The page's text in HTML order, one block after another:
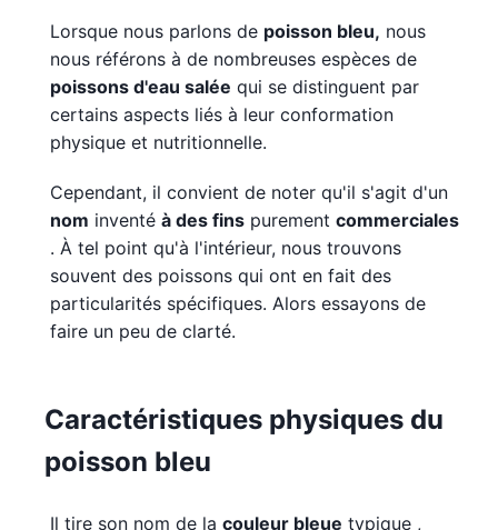
Lorsque nous parlons de poisson bleu, nous
nous référons à de nombreuses espèces de
poissons d'eau salée qui se distinguent par
certains aspects liés à leur conformation
physique et nutritionnelle.
Cependant, il convient de noter qu'il s'agit d'un
nom inventé à des fins purement commerciales
. À tel point qu'à l'intérieur, nous trouvons
souvent des poissons qui ont en fait des
particularités spécifiques. Alors essayons de
faire un peu de clarté.
Caractéristiques physiques du
poisson bleu
Il tire son nom de la couleur bleue typique ,